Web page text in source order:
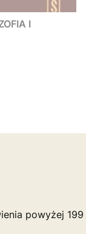
I
powyżej 199